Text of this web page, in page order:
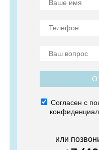
Согласен с
или